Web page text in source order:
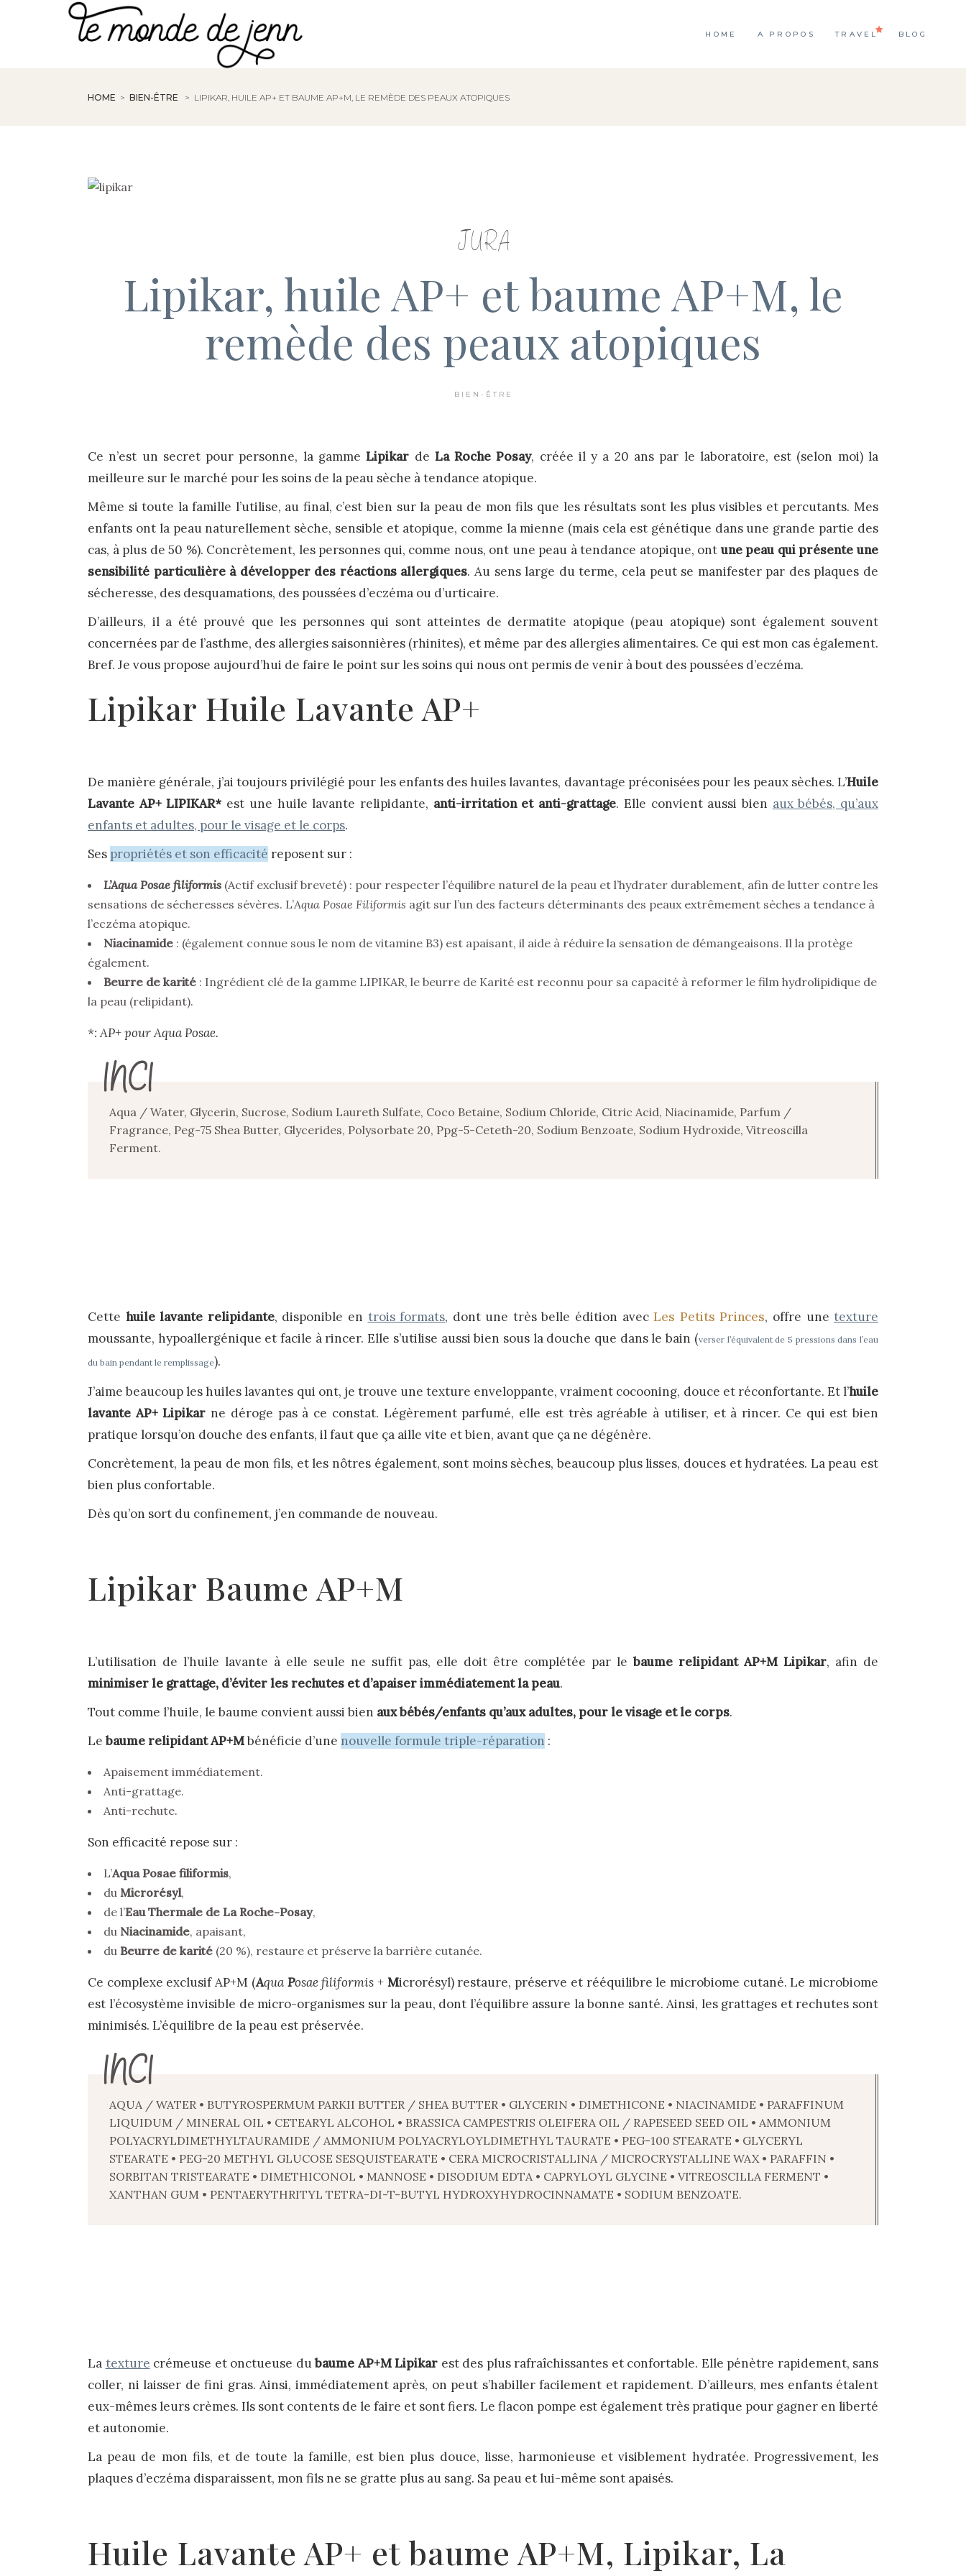
HOME A PROPOS TRAVEL BLOG
HOME > BIEN-ÊTRE > LIPIKAR, HUILE AP+ ET BAUME AP+M, LE REMÈDE DES PEAUX ATOPIQUES
JURA
Lipikar, huile AP+ et baume AP+M, le
remède des peaux atopiques
BIEN-ÊTRE
Ce n’est un secret pour personne, la gammeLipikar de La Roche Posay, créée il y a 20 ans par le laboratoire, est (selon moi) la
meilleure sur le marché pour les soins de la peau sèche à tendance atopique.
Même si toute la famille l’utilise, au final, c’est bien sur la peau de mon fils que les résultats sont les plus visibles et percutants. Mes
enfants ont la peau naturellement sèche, sensible et atopique, comme la mienne (mais cela est génétique dans une grande partie des
cas, à plus de 50 %). Concrètement, les personnes qui, comme nous, ont une peau à tendance atopique, ont une peau qui présente une
sensibilité particulière à développer des réactions allergiques. Au sens large du terme, cela peut se manifester par des plaques de
sécheresse, des desquamations, des poussées d’eczéma ou d’urticaire.
D’ailleurs, il a été prouvé que les personnes qui sont atteintes de dermatite atopique (peau atopique) sont également souvent
concernées par de l’asthme, des allergies saisonnières (rhinites), et même par des allergies alimentaires. Ce qui est mon cas également.
Bref. Je vous propose aujourd’hui de faire le point sur les soins qui nous ont permis de venir à bout des poussées d’eczéma.
Lipikar Huile Lavante AP+
De manière générale, j’ai toujours privilégié pour les enfants des huiles lavantes, davantage préconisées pour les peaux sèches. L’Huile
Lavante AP+ LIPIKAR* est une huile lavante relipidante, anti-irritation et anti-grattage. Elle convient aussi bien aux bébés, qu’aux
enfants et adultes, pour le visage et le corps.
Ses propriétés et son efficacité reposent sur :
L’Aqua Posae filiformis (Actif exclusif breveté) : pour respecter l’équilibre naturel de la peau et l’hydrater durablement, afin de lutter contre les
sensations de sécheresses sévères. L’Aqua Posae Filiformis agit sur l’un des facteurs déterminants des peaux extrêmement sèches a tendance à
l’eczéma atopique.
Niacinamide : (également connue sous le nom de vitamine B3) est apaisant, il aide à réduire la sensation de démangeaisons. Il la protège
également.
Beurre de karité : Ingrédient clé de la gamme LIPIKAR, le beurre de Karité est reconnu pour sa capacité à reformer le film hydrolipidique de
la peau (relipidant).
*: AP+ pour Aqua Posae.
INCI
Aqua / Water, Glycerin, Sucrose, Sodium Laureth Sulfate, Coco Betaine, Sodium Chloride, Citric Acid, Niacinamide, Parfum /
Fragrance, Peg-75 Shea Butter, Glycerides, Polysorbate 20, Ppg-5-Ceteth-20, Sodium Benzoate, Sodium Hydroxide, Vitreoscilla
Ferment.
Cette huile lavante relipidante, disponible en trois formats, dont une très belle édition avecLes Petits Princes, offre unetexture
moussante, hypoallergénique et facile à rincer. Elle s’utilise aussi bien sous la douche que dans le bain (verser l’équivalent de 5 pressions dans l’eau
du bain pendant le remplissage).
J’aime beaucoup les huiles lavantes qui ont, je trouve une texture enveloppante, vraiment cocooning, douce et réconfortante. Et l’huile
lavante AP+ Lipikar ne déroge pas à ce constat. Légèrement parfumé, elle est très agréable à utiliser, et à rincer. Ce qui est bien
pratique lorsqu’on douche des enfants, il faut que ça aille vite et bien, avant que ça ne dégénère.
Concrètement, la peau de mon fils, et les nôtres également, sont moins sèches, beaucoup plus lisses, douces et hydratées. La peau est
bien plus confortable.
Dès qu’on sort du confinement, j’en commande de nouveau.
Lipikar Baume AP+M
L’utilisation de l’huile lavante à elle seule ne suffit pas, elle doit être complétée par lebaume relipidant AP+M Lipikar, afin de
minimiser le grattage, d’éviter les rechutes et d’apaiser immédiatement la peau.
Tout comme l’huile, le baume convient aussi bien aux bébés/enfants qu’aux adultes, pour le visage et le corps.
Lebaume relipidant AP+Mbénéficie d’une nouvelle formule triple-réparation :
Apaisement immédiatement.
Anti-grattage.
Anti-rechute.
Son efficacité repose sur :
L’Aqua Posae filiformis,
du Microrésyl,
de l’Eau Thermale de La Roche-Posay,
du Niacinamide, apaisant,
du Beurre de karité (20 %), restaure et préserve la barrière cutanée.
Ce complexe exclusif AP+M (Aqua Posae filiformis + Microrésyl) restaure, préserve et rééquilibre le microbiome cutané. Le microbiome
est l’écosystème invisible de micro-organismes sur la peau, dont l’équilibre assure la bonne santé. Ainsi, les grattages et rechutes sont
minimisés. L’équilibre de la peau est préservée.
INCI
AQUA / WATER • BUTYROSPERMUM PARKII BUTTER / SHEA BUTTER • GLYCERIN • DIMETHICONE • NIACINAMIDE • PARAFFINUM
LIQUIDUM / MINERAL OIL • CETEARYL ALCOHOL • BRASSICA CAMPESTRIS OLEIFERA OIL / RAPESEED SEED OIL • AMMONIUM
POLYACRYLDIMETHYLTAURAMIDE / AMMONIUM POLYACRYLOYLDIMETHYL TAURATE • PEG-100 STEARATE • GLYCERYL
STEARATE • PEG-20 METHYL GLUCOSE SESQUISTEARATE • CERA MICROCRISTALLINA / MICROCRYSTALLINE WAX • PARAFFIN •
SORBITAN TRISTEARATE • DIMETHICONOL • MANNOSE • DISODIUM EDTA • CAPRYLOYL GLYCINE • VITREOSCILLA FERMENT •
XANTHAN GUM • PENTAERYTHRITYL TETRA-DI-T-BUTYL HYDROXYHYDROCINNAMATE • SODIUM BENZOATE.
La texture crémeuse et onctueuse dubaume AP+M Lipikar est des plus rafraîchissantes et confortable. Elle pénètre rapidement, sans
coller, ni laisser de fini gras. Ainsi, immédiatement après, on peut s’habiller facilement et rapidement. D’ailleurs, mes enfants étalent
eux-mêmes leurs crèmes. Ils sont contents de le faire et sont fiers. Le flacon pompe est également très pratique pour gagner en liberté
et autonomie.
La peau de mon fils, et de toute la famille, est bien plus douce, lisse, harmonieuse et visiblement hydratée. Progressivement, les
plaques d’eczéma disparaissent, mon fils ne se gratte plus au sang. Sa peau et lui-même sont apaisés.
Huile Lavante AP+ et baume AP+M, Lipikar, La